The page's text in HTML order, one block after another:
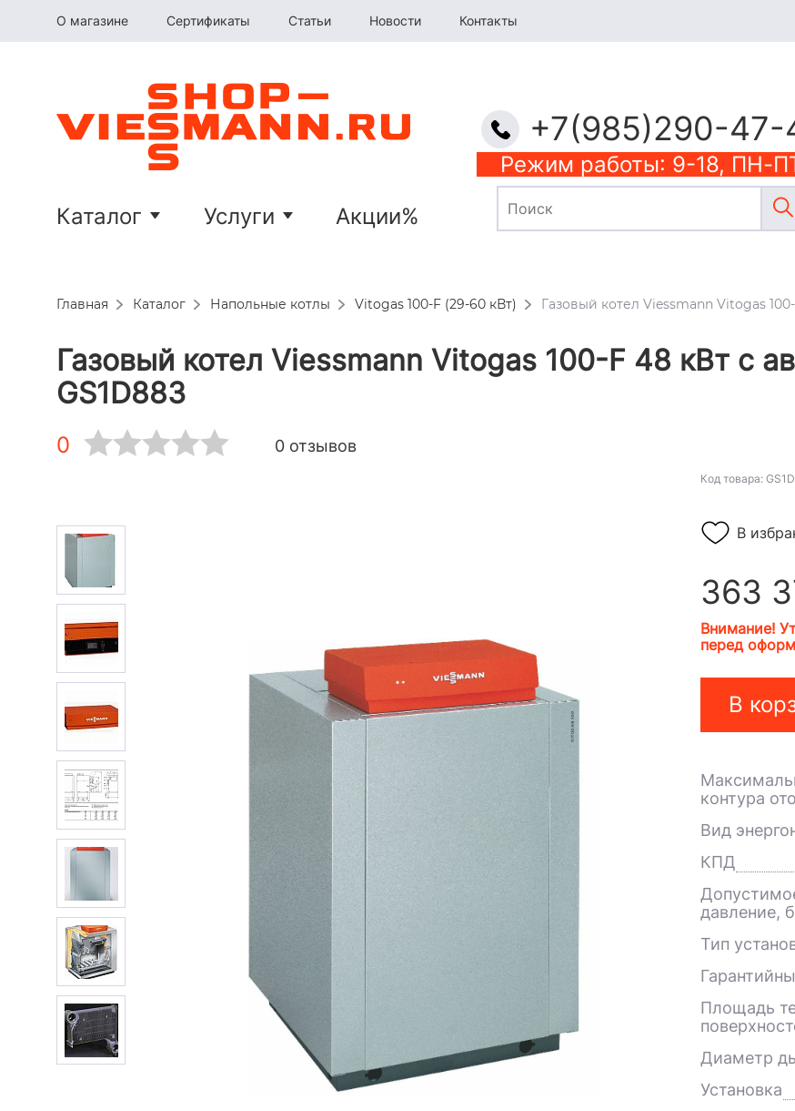
О магазине Сертификаты Статьи Новости Контакты
Каталог Услуги Акции%
+7(985)290-47-
Режим работы: 9-18, ПН-
Главная Каталог Напольные котлы Vitogas 100-F (29-60 кВт) Газовый котел Viessmann Vitogas
Газовый котел Viessmann Vitogas 100-F 48 кВт c
GS1D883
0 0 отзывов
Код товара:
В
363
Внимание!
перед
В
контура
Вид
КПД
давление,
Тип
Площадь
Диаметр
Установка